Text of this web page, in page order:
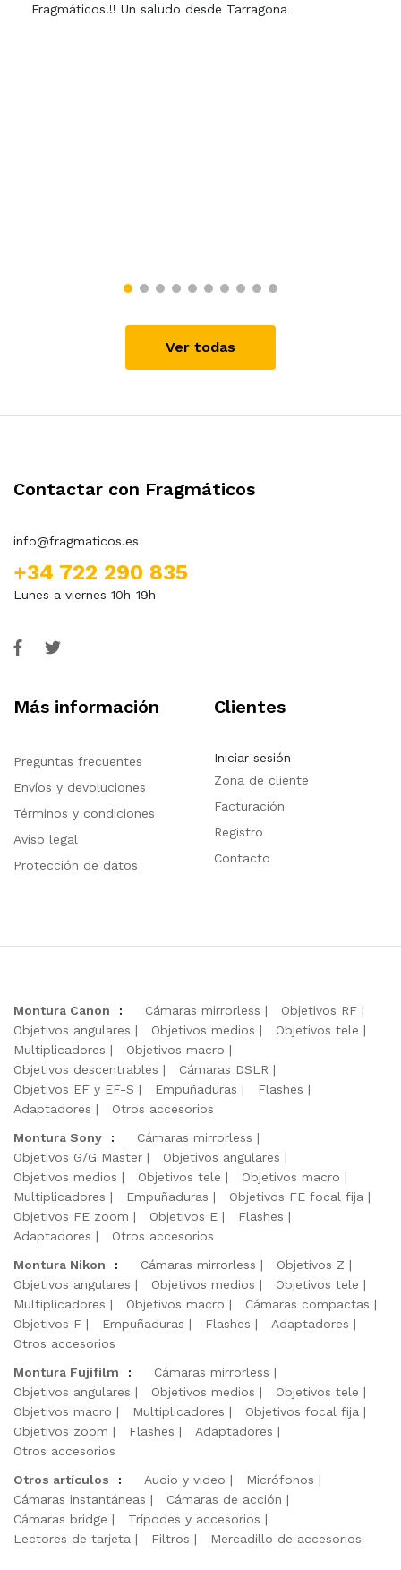
Fragmáticos!!! Un saludo desde Tarragona
Ver todas
Contactar con Fragmáticos
info@fragmaticos.es
+34 722 290 835
Lunes a viernes 10h-19h
Más información
Preguntas frecuentes
Envíos y devoluciones
Términos y condiciones
Aviso legal
Protección de datos
Clientes
Iniciar sesión
Zona de cliente
Facturación
Registro
Contacto
Montura Canon : Cámaras mirrorless
Objetivos RF
Objetivos angulares
Objetivos medios
Objetivos tele
Multiplicadores
Objetivos macro
Objetivos descentrables
Cámaras DSLR
Objetivos EF y EF-S
Empuñaduras
Flashes
Adaptadores
Otros accesorios
Montura Sony
:
Cámaras mirrorless
Objetivos G/G Master
Objetivos angulares
Objetivos medios
Objetivos tele
Objetivos macro
Multiplicadores
Empuñaduras
Objetivos FE focal fija
Objetivos FE zoom
Objetivos E
Flashes
Adaptadores
Otros accesorios
Montura Nikon
: Cámaras mirrorless
Objetivos Z
Objetivos angulares
Objetivos medios
Objetivos tele
Multiplicadores
Objetivos macro
Cámaras compactas
Objetivos F
Empuñaduras Flashes
Adaptadores
Otros accesorios
Montura Fujifilm
:
Cámaras mirrorless
Objetivos angulares
Objetivos medios
Objetivos tele
Objetivos macro
Multiplicadores
Objetivos focal fija
Objetivos zoom
Flashes
Adaptadores
Otros accesorios
Otros artículos
: Audio y video
Micrófonos
Cámaras instantáneas
Cámaras de acción
Cámaras bridge
Trípodes y accesorios
Lectores de tarjeta
Filtros Mercadillo de accesorios